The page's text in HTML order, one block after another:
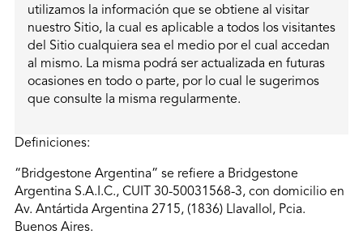
utilizamos la información que se obtiene al visitar
nuestro Sitio, la cual es aplicable a todos los visitantes
del Sitio cualquiera sea el medio por el cual accedan
al mismo. La misma podrá ser actualizada en futuras
ocasiones en todo o parte, por lo cual le sugerimos
que consulte la misma regularmente.
Definiciones:
“Bridgestone Argentina” se refiere a Bridgestone
Argentina S.A.I.C., CUIT 30-50031568-3, con domicilio en
Av. Antártida Argentina 2715, (1836) Llavallol, Pcia.
Buenos Aires.